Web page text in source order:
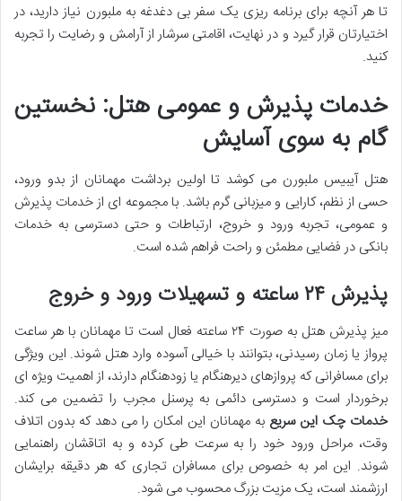
تا هر آنچه برای برنامه ریزی یک سفر بی دغدغه به ملبورن نیاز دارید، در
اختیارتان قرار گیرد و در نهایت، اقامتی سرشار از آرامش و رضایت را تجربه
کنید.
خدمات پذیرش و عمومی هتل: نخستین
گام به سوی آسایش
هتل آیبیس ملبورن می کوشد تا اولین برداشت مهمانان از بدو ورود،
حسی از نظم، کارایی و میزبانی گرم باشد. با مجموعه ای از خدمات پذیرش
و عمومی، تجربه ورود و خروج، ارتباطات و حتی دسترسی به خدمات
بانکی در فضایی مطمئن و راحت فراهم شده است.
پذیرش ۲۴ ساعته و تسهیلات ورود و خروج
میز پذیرش هتل به صورت ۲۴ ساعته فعال است تا مهمانان با هر ساعت
پرواز یا زمان رسیدنی، بتوانند با خیالی آسوده وارد هتل شوند. این ویژگی
برای مسافرانی که پروازهای دیرهنگام یا زودهنگام دارند، از اهمیت ویژه ای
برخوردار است و دسترسی دائمی به پرسنل مجرب را تضمین می کند.
خدمات چک این سریع به مهمانان این امکان را می دهد که بدون اتلاف
وقت، مراحل ورود خود را به سرعت طی کرده و به اتاقشان راهنمایی
شوند. این امر به خصوص برای مسافران تجاری که هر دقیقه برایشان
ارزشمند است، یک مزیت بزرگ محسوب می شود.